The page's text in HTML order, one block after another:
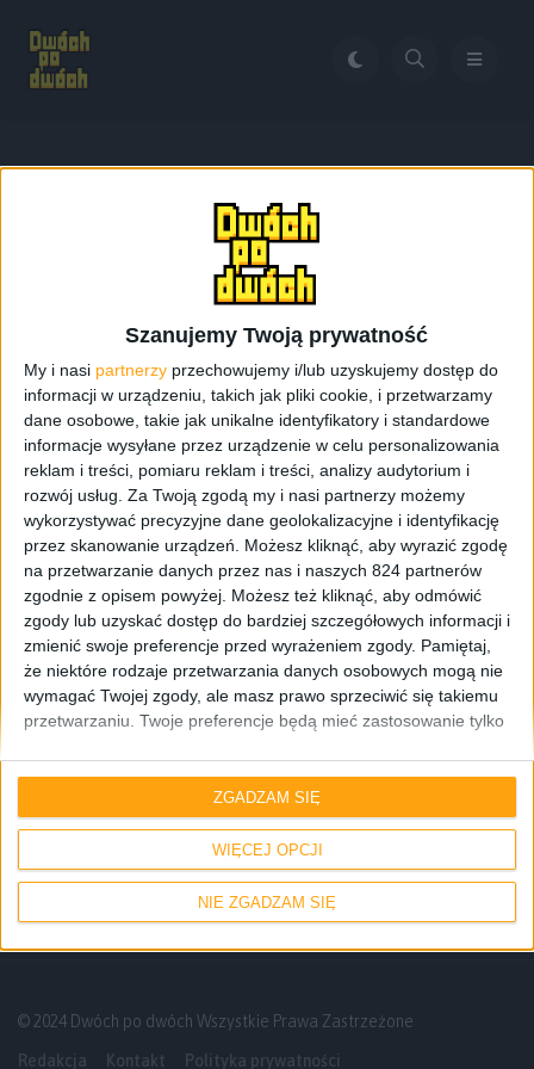
Szanujemy Twoją prywatność
My i nasi partnerzy przechowujemy i/lub uzyskujemy dostęp do
informacji w urządzeniu, takich jak pliki cookie, i przetwarzamy
dane osobowe, takie jak unikalne identyfikatory i standardowe
informacje wysyłane przez urządzenie w celu personalizowania
reklam i treści, pomiaru reklam i treści, analizy audytorium i
rozwój usług. Za Twoją zgodą my i nasi partnerzy możemy
wykorzystywać precyzyjne dane geolokalizacyjne i identyfikację
przez skanowanie urządzeń. Możesz kliknąć, aby wyrazić zgodę
na przetwarzanie danych przez nas i naszych 824 partnerów
zgodnie z opisem powyżej. Możesz też kliknąć, aby odmówić
zgody lub uzyskać dostęp do bardziej szczegółowych informacji i
zmienić swoje preferencje przed wyrażeniem zgody. Pamiętaj,
że niektóre rodzaje przetwarzania danych osobowych mogą nie
wymagać Twojej zgody, ale masz prawo sprzeciwić się takiemu
przetwarzaniu. Twoje preferencje będą mieć zastosowanie tylko
przycisk "Prywatność" na dole strony.
WIĘCEJ OPCJI
NIE ZGADZAM SIĘ
ZGADZAM SIĘ
Mi Band 3 jak wgrać polski
Mi Band 3 jak wgrać
Poradniki
Jak w Xiaomi Mi Band 3 zmienić język na
© 2024 Dwóch po dwóch Wszystkie Prawa Zastrzeżone
Redakcja Kontakt Polityka prywatności